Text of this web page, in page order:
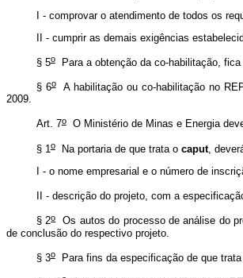
I - comprovar o atendimento de todos os
II - cumprir as demais exigências
§ 5oPara a obtenção da co-habilitação, fica
§ 6oA habilitação ou co-habilitação no
2009.
Art. 7oO Ministério de Minas e Energia
§ 1oNa portaria de que trata o caput,
I - o nome empresarial e o número de
II - descrição do projeto, com a
§ 2oOs autos do processo de análise do
de conclusão do respectivo projeto.
§ 3oPara fins da especificação de que